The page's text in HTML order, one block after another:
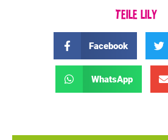
TEILE LILY
Facebook
WhatsApp